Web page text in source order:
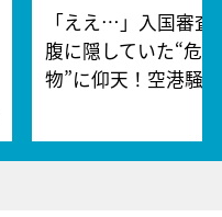
「ええ…」入国審査
腹に隠していた“危
物”に仰天！空港騒